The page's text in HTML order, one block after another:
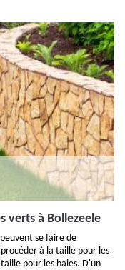
verts à Bollezeele
se faire de
à la taille pour les
pour les haies. D'un